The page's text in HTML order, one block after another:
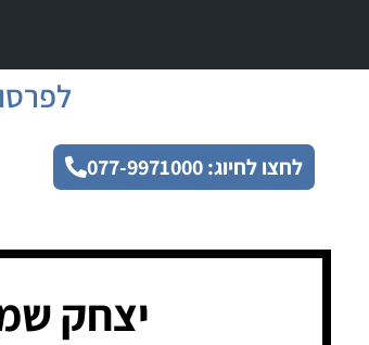
לחצו לחיוג: 077-9971000
יצחק